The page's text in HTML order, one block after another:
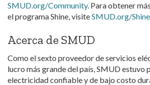
SMUD.org/Community. Para obtener
el programa Shine, visiteSMUD.org/Shine
Acerca de SMUD
Como el sexto proveedor de servicios
lucro más grande del país, SMUD estuvo
electricidad confiable y de bajo costo